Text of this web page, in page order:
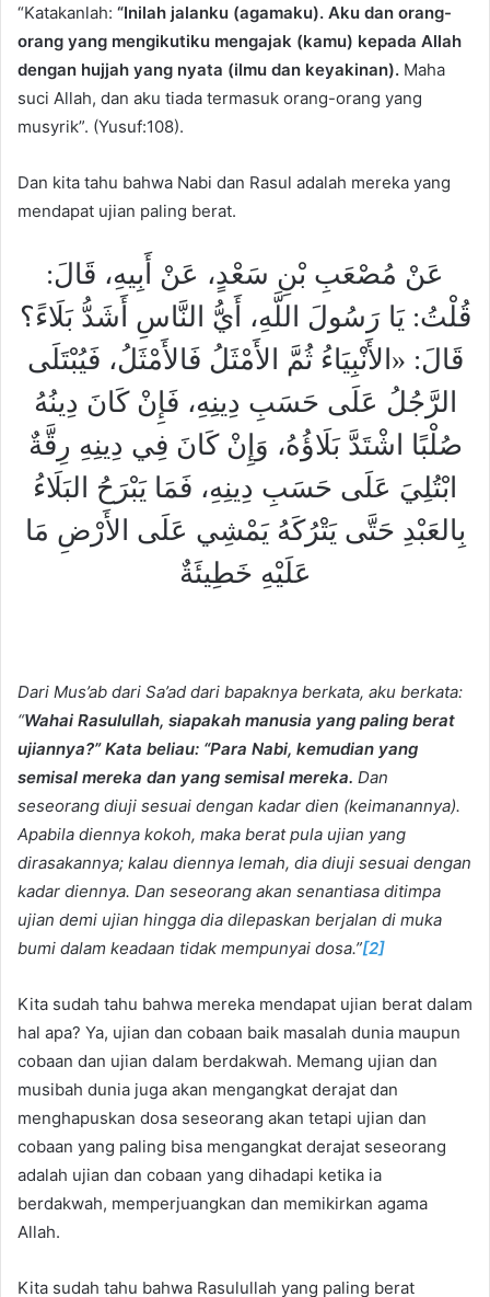
“Katakanlah: “Inilah jalanku (agamaku). Aku dan orang-
orang yang mengikutiku mengajak (kamu) kepada Allah
dengan hujjah yang nyata (ilmu dan keyakinan). Maha
suci Allah, dan aku tiada termasuk orang-orang yang
musyrik”. (Yusuf:108).
Dan kita tahu bahwa Nabi dan Rasul adalah mereka yang
mendapat ujian paling berat.
عَنْ مُصْعَبِ بْنِ سَعْدٍ، عَنْ أَبِيهِ، قَالَ:
قُلْتُ: يَا رَسُولَ اللَّهِ، أَيُّ النَّاسِ أَشَدُّ بَلَاءً؟
قَالَ: «الأَنْبِيَاءُ ثُمَّ الأَمْثَلُ فَالأَمْثَلُ، فَيُبْتَلَى
الرَّجُلُ عَلَى حَسَبِ دِينِهِ، فَإِنْ كَانَ دِينُهُ
صُلْبًا اشْتَدَّ بَلَاؤُهُ، وَإِنْ كَانَ فِي دِينِهِ رِقَّةٌ
ابْتُلِيَ عَلَى حَسَبِ دِينِهِ، فَمَا يَبْرَحُ البَلَاءُ
بِالعَبْدِ حَتَّى يَتْرُكَهُ يَمْشِي عَلَى الأَرْضِ مَا
عَلَيْهِ خَطِيئَةٌ
Dari Mus’ab dari Sa’ad dari bapaknya berkata, aku berkata:
“Wahai Rasulullah, siapakah manusia yang paling berat
ujiannya?” Kata beliau: “Para Nabi, kemudian yang
semisal mereka dan yang semisal mereka. Dan
seseorang diuji sesuai dengan kadar dien (keimanannya).
Apabila diennya kokoh, maka berat pula ujian yang
dirasakannya; kalau diennya lemah, dia diuji sesuai dengan
kadar diennya. Dan seseorang akan senantiasa ditimpa
ujian demi ujian hingga dia dilepaskan berjalan di muka
bumi dalam keadaan tidak mempunyai dosa.”[2]
Kita sudah tahu bahwa mereka mendapat ujian berat dalam
hal apa? Ya, ujian dan cobaan baik masalah dunia maupun
cobaan dan ujian dalam berdakwah. Memang ujian dan
musibah dunia juga akan mengangkat derajat dan
menghapuskan dosa seseorang akan tetapi ujian dan
cobaan yang paling bisa mengangkat derajat seseorang
adalah ujian dan cobaan yang dihadapi ketika ia
berdakwah, memperjuangkan dan memikirkan agama
Allah.
Kita sudah tahu bahwa Rasulullah yang paling berat